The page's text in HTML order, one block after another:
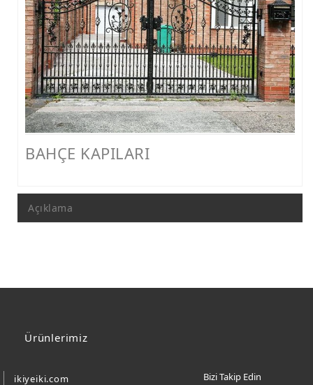
FERFORJE BALKON KORKULUK MODELLERİ
FERFORJE MERDİVEN KORKULUK MODELLERİ
DEMİR MERDİVEN MODELLERİ
FERFORJE PERGOLA & FERFORJE SUNDURMA
FERFORJE ÇARDAK VE KAMELYA MODELLERİ
METAL SEHPA VE DRESUAR MODELLERİ
BAHÇE KAPILARI
Açıklama
Ürünlerimiz
ikiyeiki.com Bizi Takip Edin